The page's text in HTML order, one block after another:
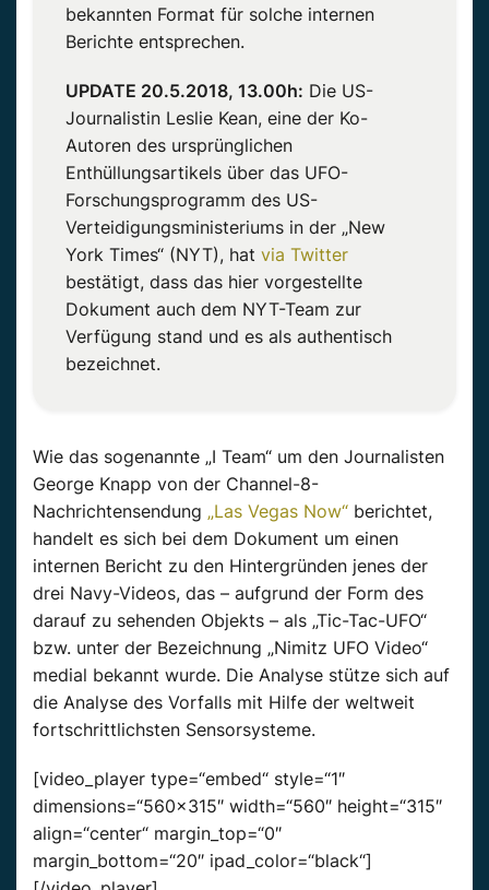
bekannten Format für solche internen
Berichte entsprechen.
UPDATE 20.5.2018, 13.00h: Die US-
Journalistin Leslie Kean, eine der Ko-
Autoren des ursprünglichen
Enthüllungsartikels über das UFO-
Forschungsprogramm des US-
Verteidigungsministeriums in der „New
York Times“ (NYT), hat via Twitter
bestätigt, dass das hier vorgestellte
Dokument auch dem NYT-Team zur
Verfügung stand und es als authentisch
bezeichnet.
Wie das sogenannte „I Team“ um den Journalisten
George Knapp von der Channel-8-
Nachrichtensendung „Las Vegas Now“ berichtet,
handelt es sich bei dem Dokument um einen
internen Bericht zu den Hintergründen jenes der
drei Navy-Videos, das – aufgrund der Form des
darauf zu sehenden Objekts – als „Tic-Tac-UFO“
bzw. unter der Bezeichnung „Nimitz UFO Video“
medial bekannt wurde. Die Analyse stütze sich auf
die Analyse des Vorfalls mit Hilfe der weltweit
fortschrittlichsten Sensorsysteme.
[video_player type=“embed“ style=“1″
dimensions=“560×315″ width=“560″ height=“315″
align=“center“ margin_top=“0″
margin_bottom=“20″ ipad_color=“black“]